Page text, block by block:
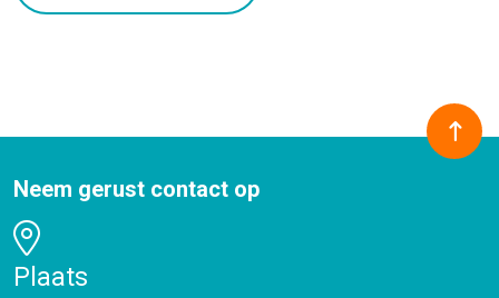
Neem gerust contact op
Plaats